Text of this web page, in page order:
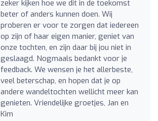
zeker kijken hoe we dit in de toekomst
beter of anders kunnen doen. Wij
proberen er voor te zorgen dat iedereen
op zijn of haar eigen manier, geniet van
onze tochten, en zijn daar bij jou niet in
geslaagd. Nogmaals bedankt voor je
feedback. We wensen je het allerbeste,
veel beterschap, en hopen dat je op
andere wandeltochten wellicht meer kan
genieten. Vriendelijke groetjes, Jan en
Kim